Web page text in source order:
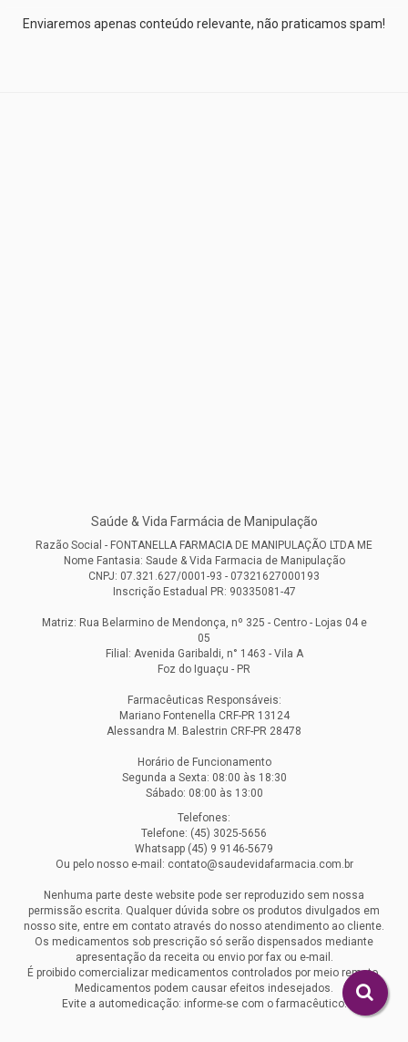
Enviaremos apenas conteúdo relevante, não praticamos spam!
Saúde & Vida Farmácia de Manipulação
Razão Social - FONTANELLA FARMACIA DE MANIPULAÇÃO LTDA ME
Nome Fantasia: Saude & Vida Farmacia de Manipulação
CNPJ: 07.321.627/0001-93 - 07321627000193
Inscrição Estadual PR: 90335081-47
Matriz: Rua Belarmino de Mendonça, nº 325 - Centro - Lojas 04 e
05
Filial: Avenida Garibaldi, n° 1463 - Vila A
Foz do Iguaçu - PR
Farmacêuticas Responsáveis:
Mariano Fontenella CRF-PR 13124
Alessandra M. Balestrin CRF-PR 28478
Horário de Funcionamento
Segunda a Sexta: 08:00 às 18:30
Sábado: 08:00 às 13:00
Telefones:
Telefone: (45) 3025-5656
Whatsapp (45) 9 9146-5679
Ou pelo nosso e-mail: contato@saudevidafarmacia.com.br
Nenhuma parte deste website pode ser reproduzido sem nossa
permissão escrita. Qualquer dúvida sobre os produtos divulgados em
nosso site, entre em contato através do nosso atendimento ao cliente.
Os medicamentos sob prescrição só serão dispensados mediante
apresentação da receita ou envio por fax ou e-mail.
É proibido comercializar medicamentos controlados por meio remoto.
Medicamentos podem causar efeitos indesejados.
Evite a automedicação: informe-se com o farmacêutico.